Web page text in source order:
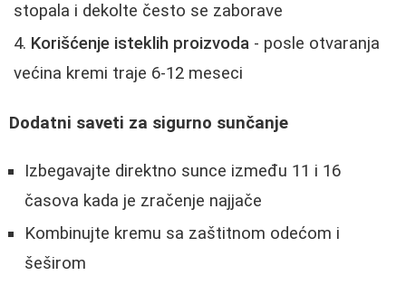
stopala i dekolte često se zaborave
Korišćenje isteklih proizvoda - posle otvaranja
većina kremi traje 6-12 meseci
Dodatni saveti za sigurno sunčanje
Izbegavajte direktno sunce između 11 i 16
časova kada je zračenje najjače
Kombinujte kremu sa zaštitnom odećom i
šeširom